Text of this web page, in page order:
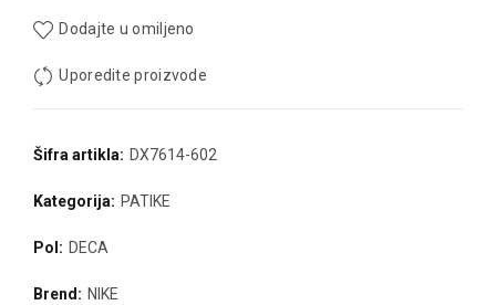
Dodajte u omiljeno
Uporedite proizvode
Šifra artikla: DX7614-602
Kategorija: PATIKE
Pol: DECA
Brend: NIKE